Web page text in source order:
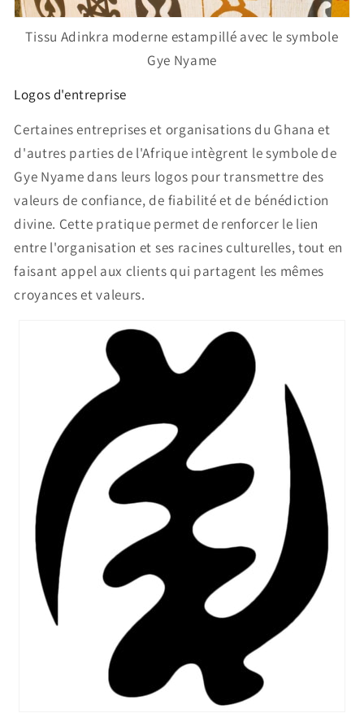
Tissu Adinkra moderne estampillé avec le symbole
Gye Nyame
Logos d'entreprise
Certaines entreprises et organisations du Ghana et
d'autres parties de l'Afrique intègrent le symbole de
Gye Nyame dans leurs logos pour transmettre des
valeurs de confiance, de fiabilité et de bénédiction
divine. Cette pratique permet de renforcer le lien
entre l'organisation et ses racines culturelles, tout en
faisant appel aux clients qui partagent les mêmes
croyances et valeurs.